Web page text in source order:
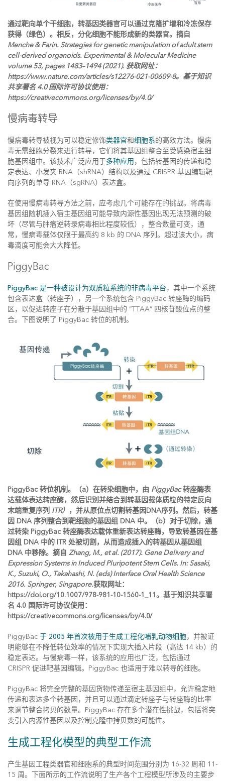
通过靶向单个干细胞，转基因类器官可以通过克隆扩增和冷冻保存
获得（绿色）。相反，分化细胞不能形成新的类器官。摘自
Menche & Farin. Strategies for genetic manipulation of adult stem
cell-derived organoids. Experimental & Molecular Medicine
volume 53, pages 1483–1494 (2021). 获取网址：
https://www.nature.com/articles/s12276-021-00609-8。基于知识
共享署名 4.0 国际许可协议使用：
https://creativecommons.org/licenses/by/4.0/
慢病毒转导
慢病毒转导被视为可以稳定修饰类器官和细胞系的高效方法。慢病
毒无需细胞分裂来进行转导，它们将其基因组整合至受感染宿主细
胞基因组中。该技术广泛应用于多种应用 ，包括转基因的传递和稳
定表达、小发夹 RNA（shRNA）结构以及通过 CRISPR 基因编辑靶
向序列的单导 RNA（sgRNA）表达盒。
在使用慢病毒转导方法之前，应考虑几个可能存在的挑战。将病毒
基因组随机插入宿主基因组可能导致内源性基因出现无法预测的破
坏（尽管与肿瘤逆转录病毒相比程度较低），整合数量可变，通
常，慢病毒载体仅限于最高约 8 kb 的 DNA 序列。超过该大小，病
毒滴度可能会大大降低。
PiggyBac
PiggyBac 是一种被设计为双质粒系统的非病毒平台，其中一个系统
包含表达盒（转座子），另一个系统包含 PiggyBac 转座酶的编码
区，以促进转座子在分散于基因组中的 “TTAA” 四核苷酸位点的整
合。下图说明了 PiggyBac 转位的机制。
PiggyBac 转位机制。（a）在转染细胞中，由 PiggyBac转座酶表
达载体表达转座酶，然后识别并结合到转基因载体质粒的特定反向
末端重复序列 ITR） ，并从原位点切割转基因DNA序列。然后，转基
因 DNA 序列整合到靶细胞的基因组 DNA 中。（b）对于切除，通
过转染 PiggyBac 转座酶表达载体重新表达转座酶，导致转基因在基
因组 DNA 中的 ITR 处被切割，从而造成插入的转基因从基因组
DNA 中移除。摘自 Zhang, M., et al. (2017). Gene Delivery and
Expression Systems in Induced Pluripotent Stem Cells. In: Sasaki,
K., Suzuki, O., Takahashi, N. (eds) Interface Oral Health Science
2016. Springer, Singapore.获取网址：
https://doi.org/10.1007/978-981-10-1560-1_11。基于知识共享署
名 4.0 国际许可协议使用：
https://creativecommons.org/licenses/by/4.0/
PiggyBac 于 2005 年首次被用于生成工程化哺乳动物细胞，并被证
明能够在不降低转位效率的情况下实现大插入片段（高达 14 kb）的
稳定表达。与慢病毒一样，该系统的应用也广泛，包括通过
CRISPR 促进靶基因编辑。PiggyBac 也适用于难以转导的细胞。
PiggyBac 将完全完整的基因货物传递至宿主基因组中，允许稳定地
传递和表达多个转基因，并且可以通过滴定转座子与转座酶的比率
来调节整合拷贝的数量。PiggyBac 存在多个潜在性挑战，包括将突
变引入内源性基因以及控制克隆中拷贝数的可能性。
生成工程化模型的典型工作流
产生基因工程类器官和细胞系的典型时间范围分别为 16-32 周和 11-
15 周。下面所示的工作流说明了生产各个工程模型所涉及的主要步